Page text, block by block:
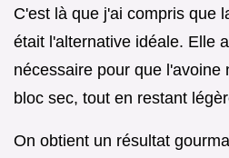
C'est là que j'ai compris que
était l'alternative idéale. Elle
nécessaire pour que l'avoine
bloc sec, tout en restant
On obtient un résultat